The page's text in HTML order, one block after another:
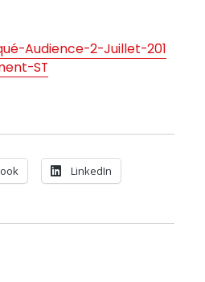
Audience-2-Juillet-201
ST
LinkedIn